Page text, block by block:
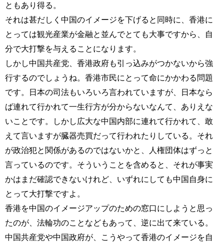
ともあり得る。
それは甚だしく中国のイメージを下げると同時に、香港に
とっては観光産業が金融と並んでとても大事ですから、自
分で大打撃を与えることになります。
しかし中国共産党、香港政府も引っ込みがつかないから強
行するのでしょうね。香港市民にとって命にかかわる問題
です。日本の司法もいろいろ言われていますが、日本なら
ば連れて行かれて一生行方が分からないなんて、ありえな
いことです。しかし広大な中国内部に連れて行かれて、敢
えて言いますが臓器売買だって行われたりしている。それ
が政治犯と関係があるのではないかと、人権団体はずっと
言っているのです。そういうことを含めると、それが事実
かはまだ確認できないけれど、いずれにしても中国自身に
とって大打撃ですよ。
香港を中国のイメージアップのための窓口にしようと思っ
たのが、法輪功のことなどもあって、逆に出て来ている。
中国共産党や中国政府が、こうやって香港のイメージを自